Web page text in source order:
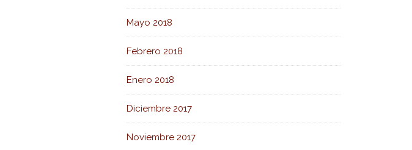
Mayo 2018
Febrero 2018
Enero 2018
Diciembre 2017
Noviembre 2017